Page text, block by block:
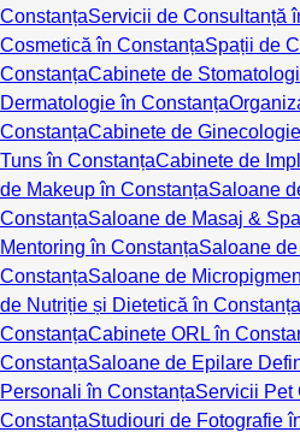
ConstanțaServicii de Consultanță
Cosmetică în ConstanțaSpații de
ConstanțaCabinete de
Dermatologie în Constanța
ConstanțaCabinete de
Tuns în ConstanțaCabinete de
de Makeup în ConstanțaSaloane
ConstanțaSaloane de Masaj &
Mentoring în ConstanțaSaloane
ConstanțaSaloane de
de Nutriție și Dietetică în Constanța
ConstanțaCabinete ORL în
ConstanțaSaloane de Epilare
Personali în ConstanțaServicii Pet
ConstanțaStudiouri de Fotografie